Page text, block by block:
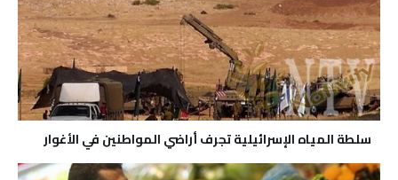
سلطة المياه الإسرائيلية تجرف أراضي المواطنين في الأغوار